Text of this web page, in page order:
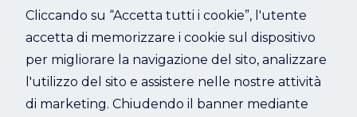
Refresh
Cliccando su “Accetta tutti i cookie”, l'utente
accetta di memorizzare i cookie sul dispositivo
per migliorare la navigazione del sito, analizzare
l'utilizzo del sito e assistere nelle nostre attività
di marketing. Chiudendo il banner mediante